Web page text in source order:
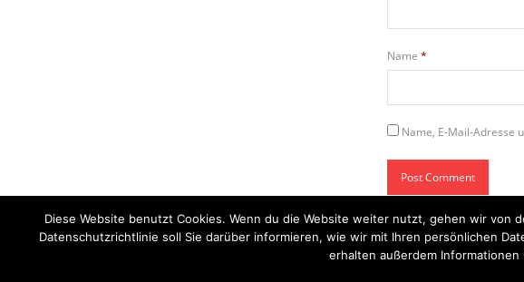
Name *
Name, E-Mail-Adresse
Startseite Einsätze
Diese Website benutzt Cookies. Wenn du die Website weiter nutzt, gehen wir von
Datenschutzrichtlinie soll Sie darüber informieren, wie wir mit Ihren persönlichen
erhalten außerdem